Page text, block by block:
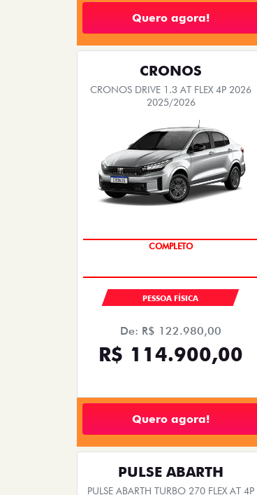
Quero agora!
CRONOS
CRONOS DRIVE 1.3 AT FLEX 4P 2026
2025/2026
COMPLETO
PESSOA FÍSICA
De: R$ 122.980,00
R$ 114.900,00
Quero agora!
PULSE ABARTH
PULSE ABARTH TURBO 270 FLEX AT 4P